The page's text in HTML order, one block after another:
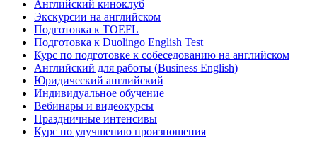
Английский киноклуб
Экскурсии на английском
Подготовка к TOEFL
Подготовка к Duolingo English Test
Курс по подготовке к собеседованию на английском
Английский для работы (Business English)
Юридический английский
Индивидуальное обучение
Вебинары и видеокурсы
Праздничные интенсивы
Курс по улучшению произношения